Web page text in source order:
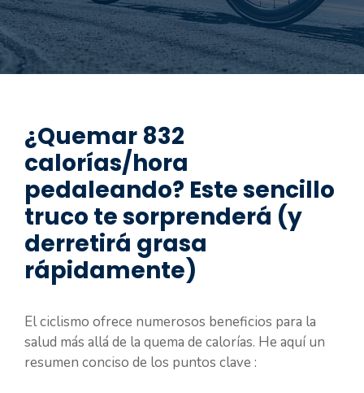
¿Quemar 832
calorías/hora
pedaleando? Este sencillo
truco te sorprenderá (y
derretirá grasa
rápidamente)
El ciclismo ofrece numerosos beneficios para la
salud más allá de la quema de calorías. He aquí un
resumen conciso de los puntos clave :